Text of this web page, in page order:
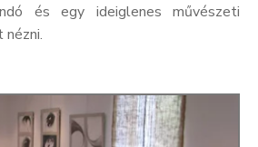
és egy ideiglenes művészeti